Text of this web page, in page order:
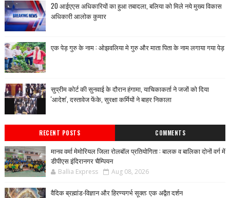
20 आईएएस अधिकारियों का हुआ तबादला, बलिया को मिले नये मुख्य विकास
अधिकारी आलोक कुमार
एक पेड़ गुरु के नाम : ओझवलिया मे गुरु और माता पिता के नाम लगाया गया पेड़
सुप्रीम कोर्ट की सुनवाई के दौरान हंगामा, याचिकाकर्ता ने जजों को दिया
'आदेश', दस्तावेज फेंके, सुरक्षा कर्मियों ने बाहर निकाला
RECENT POSTS COMMENTS
मानव वर्मा मेमोरियल जिला रोलबॉल प्रतियोगिता : बालक व बालिका दोनों वर्ग में
डीपीएस इंदिरानगर चैम्पियन
Ballia Express Aug 08, 2026
वैदिक ब्रह्मांड-विज्ञान और हिरण्यगर्भ सूक्त: एक अद्वैत दर्शन